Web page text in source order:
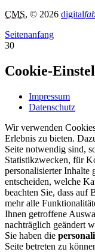
CMS, © 2026 digital
Seitenanfang
30
Cookie-
Impressum
Datenschutz
Wir verwenden
Erlebnis zu bieten.
Seite notwendig sind,
Statistikzwecken, für
personalisierter Inhalte
entscheiden, welche
beachten Sie, dass auf
mehr alle
Ihnen getroffene
nachträglich geändert
Sie haben die
Seite betreten zu